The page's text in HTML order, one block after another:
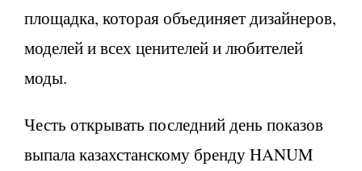
площадка, которая объединяет дизайнеров,
моделей и всех ценителей и любителей
моды.
Честь открывать последний день показов
выпала казахстанскому бренду HANUM